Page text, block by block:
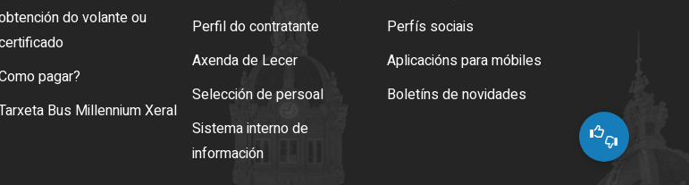
do volante ou
pagar?
Bus Millennium Xeral
Perfil do contratante
Axenda de Lecer
Selección de persoal
Sistema interno de
información
Perfís sociais
Aplicacións para móbiles
Boletíns de novidades